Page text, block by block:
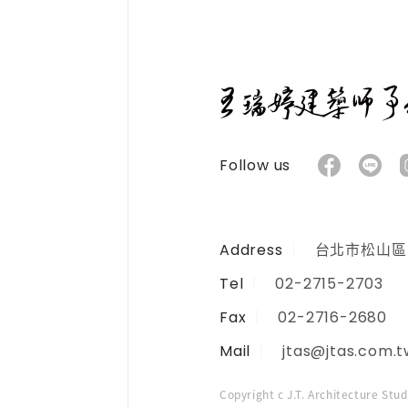
Follow us
Address
台北市松山
Tel
02-2715-2703
Fax
02-2716-2680
Mail
Copyright c J.T. Architecture